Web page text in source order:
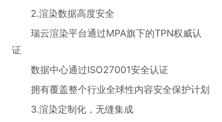
2.渲染数据高度安全
瑞云渲染平台通过MPA旗下的TPN权威认
证
数据中心通过ISO27001安全认证
拥有覆盖整个行业全球性内容安全保护计划
3.渲染定制化，无缝集成